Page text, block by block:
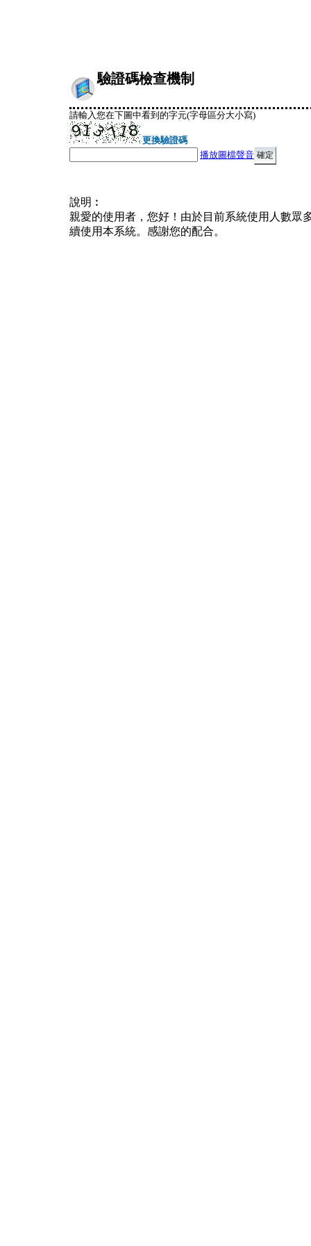
驗證碼檢查機制
請輸入您在下圖中看到的字元(字母區分大小寫)
更換驗證碼
播放圖檔聲音
說明︰
親愛的使用者，您好！由於目前系統使用人數眾
續使用本系統。感謝您的配合。